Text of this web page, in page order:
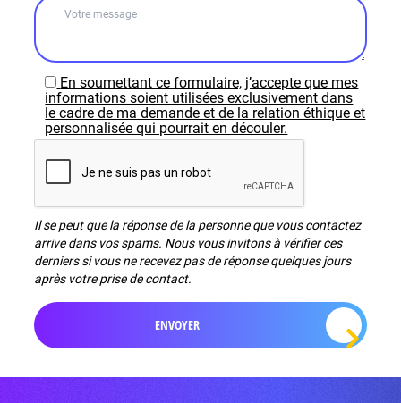
En soumettant ce formulaire, j’accepte que mes
informations soient utilisées exclusivement dans
le cadre de ma demande et de la relation éthique et
personnalisée qui pourrait en découler.
Il se peut que la réponse de la personne que vous contactez
arrive dans vos spams. Nous vous invitons à vérifier ces
derniers si vous ne recevez pas de réponse quelques jours
après votre prise de contact.